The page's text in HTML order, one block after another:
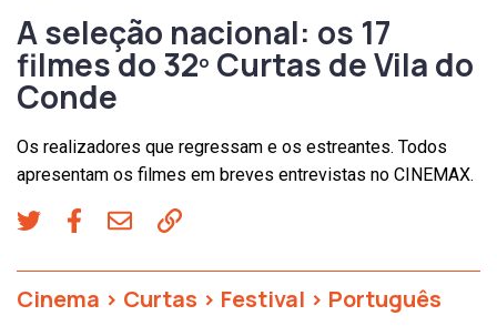
A seleção nacional: os 17
filmes do 32º Curtas de Vila do
Conde
Os realizadores que regressam e os estreantes. Todos
apresentam os filmes em breves entrevistas no CINEMAX.
Cinema > Curtas > Festival > Português